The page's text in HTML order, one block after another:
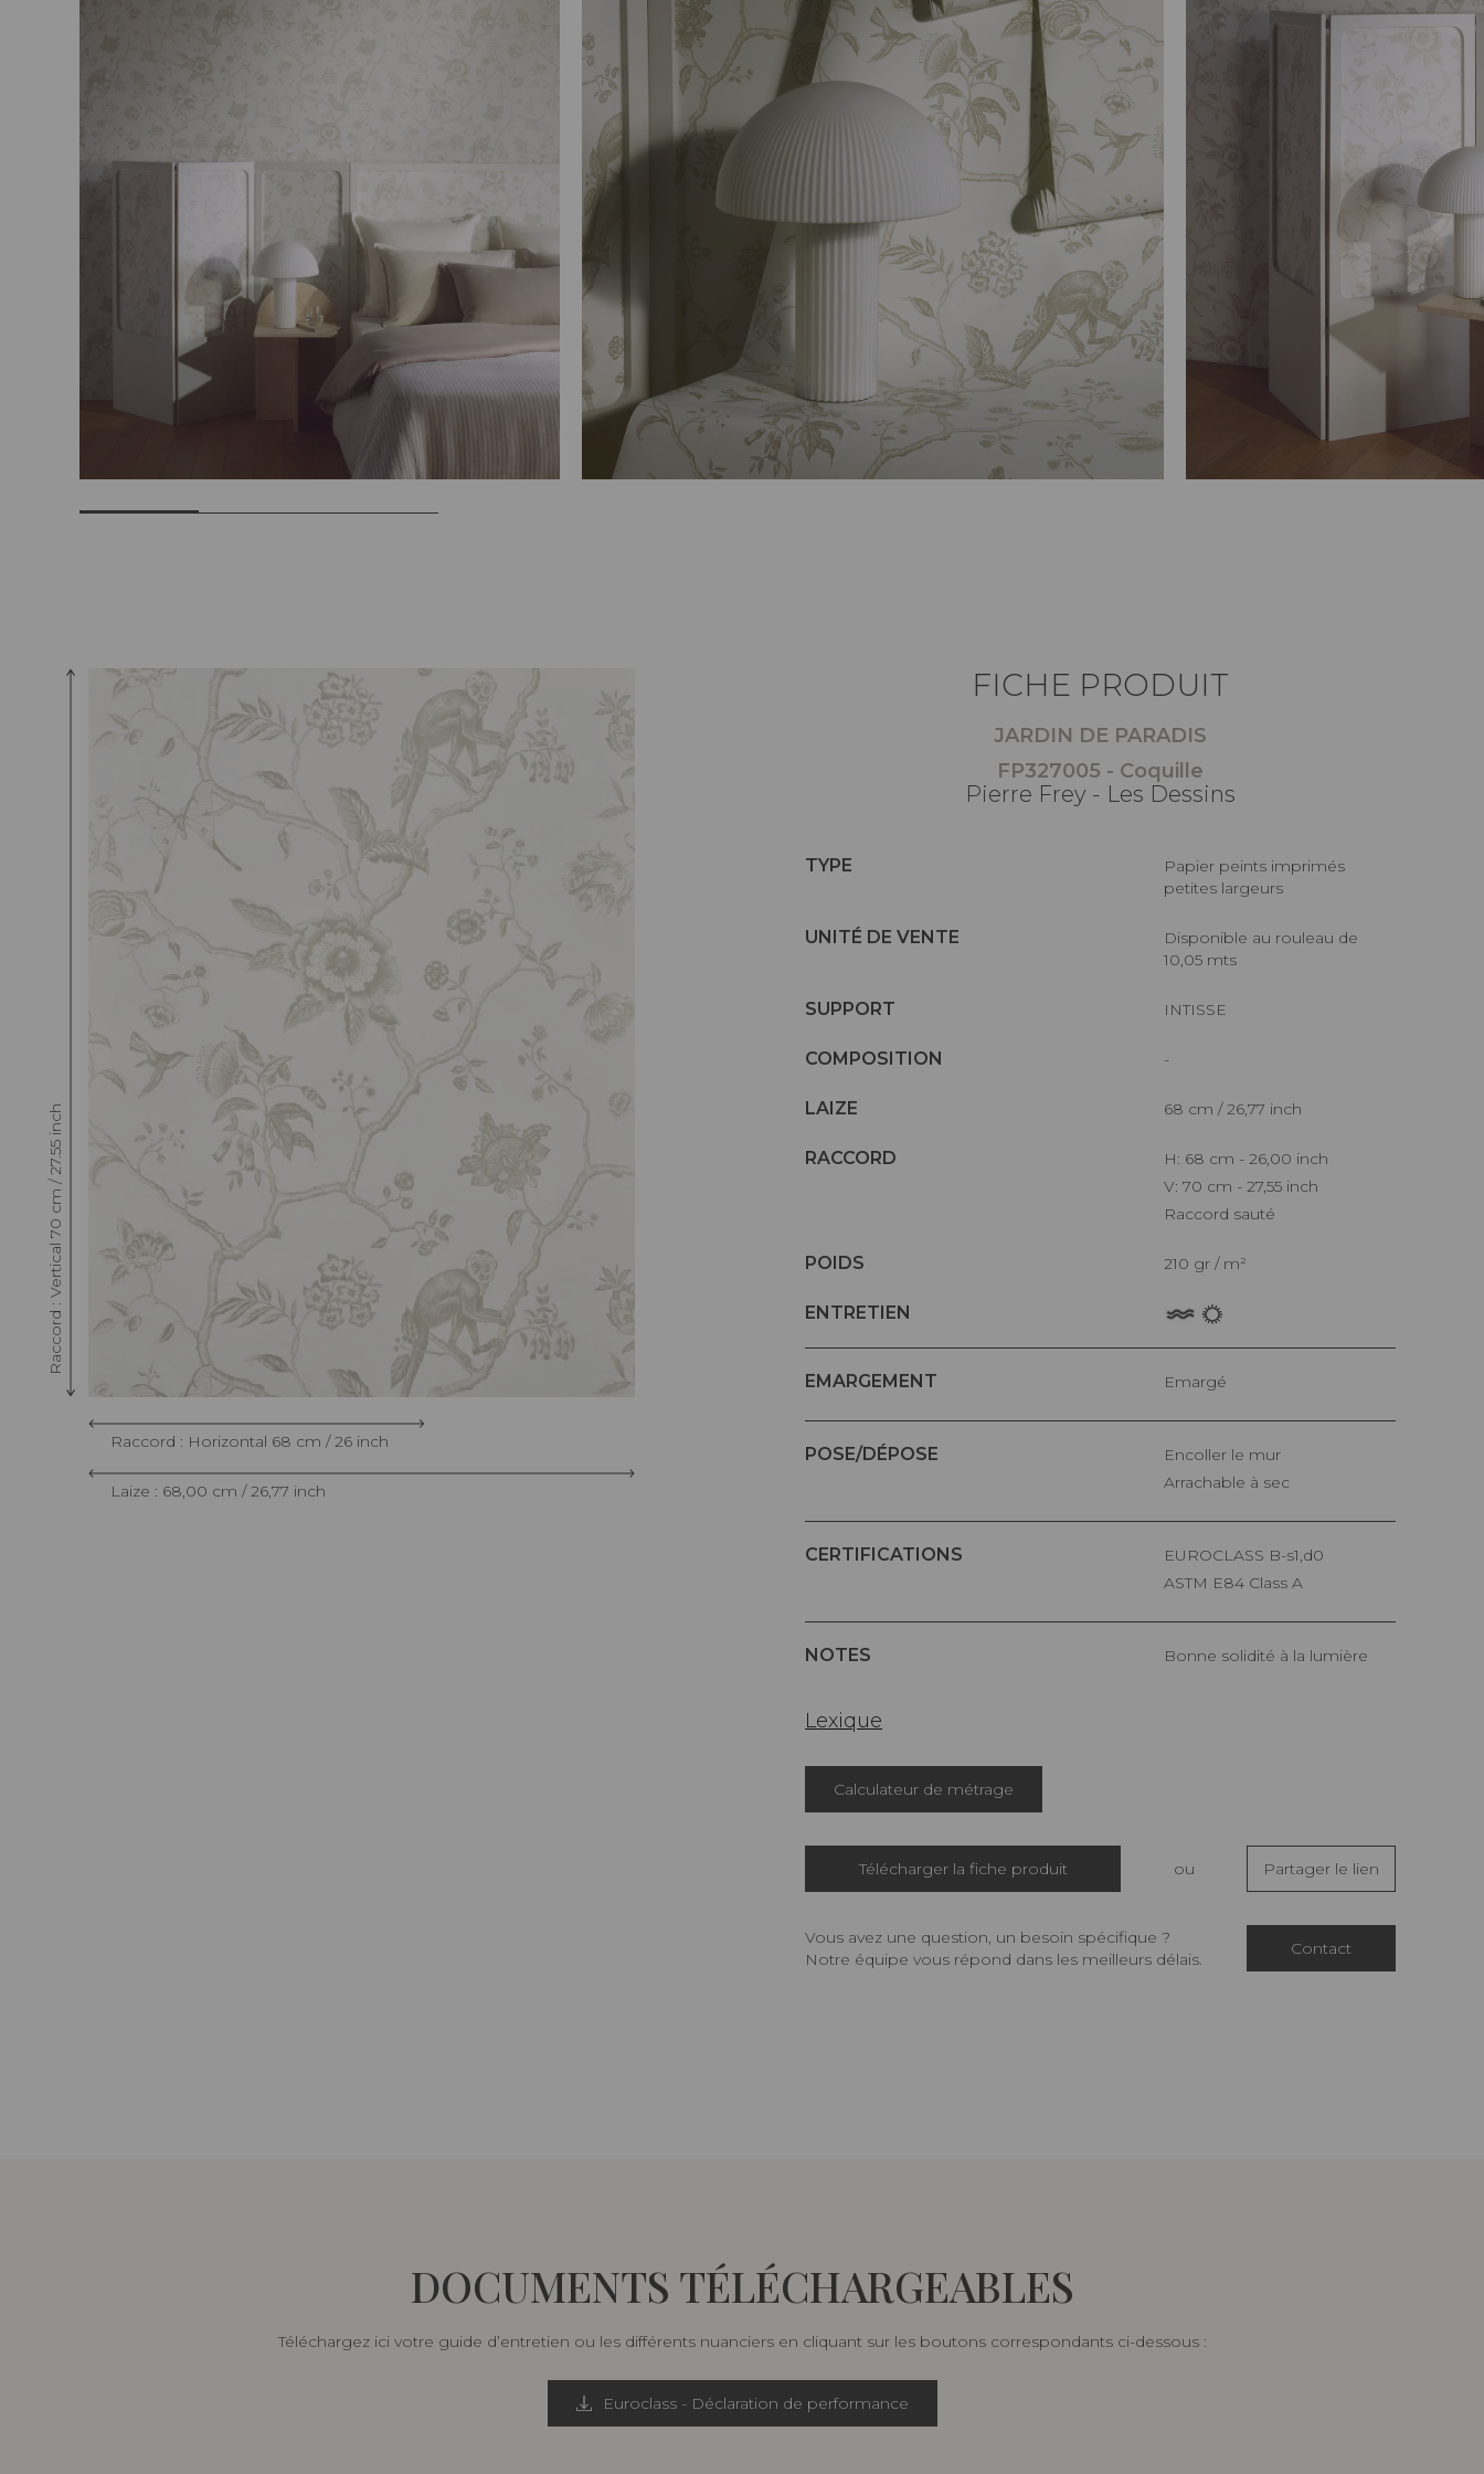
Raccord : Vertical 70 cm / 27.55 inch
Raccord : Horizontal 68 cm / 26 inch
Laize : 68,00 cm / 26,77 inch
FICHE PRODUIT
JARDIN DE PARADIS
FP327005 - Coquille
Pierre Frey - Les Dessins
TYPE
Papier peints imprimés
petites largeurs
UNITÉ DE VENTE
Disponible au rouleau de
10,05 mts
SUPPORT INTISSE
COMPOSITION -
LAIZE 68 cm / 26,77 inch
RACCORD
H: 68 cm - 26,00 inch
V: 70 cm - 27,55 inch
Raccord sauté
POIDS 210 gr / m²
ENTRETIEN
EMARGEMENT Emargé
POSE/DÉPOSE
Encoller le mur
Arrachable à sec
CERTIFICATIONS
EUROCLASS B-s1,d0
ASTM E84 Class A
NOTES Bonne solidité à la lumière
Lexique
Calculateur de métrage
Télécharger la fiche produit ou Partager le lien
Vous avez une question, un besoin spécifique ?
Notre équipe vous répond dans les meilleurs délais.
Contact
DOCUMENTS TÉLÉCHARGEABLES
Téléchargez ici votre guide d’entretien ou les différents nuanciers en cliquant sur les boutons correspondants ci-dessous :
Euroclass - Déclaration de performance